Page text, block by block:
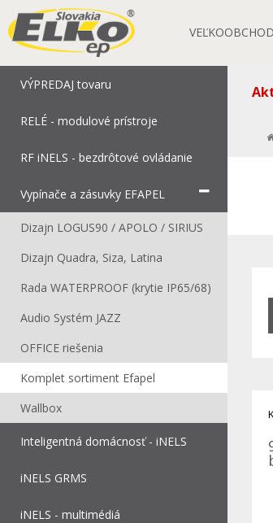
VEĽKOOBCHOD
VÝPREDAJ tovaru
RELÉ - modulové prístroje
RF iNELS - bezdrôtové ovládanie
Vypínače a zásuvky EFAPEL
Dizajn LOGUS90 / APOLO / SIRIUS
Dizajn Quadra, Siza, Latina
Rada WATERPROOF (krytie IP65/68)
Audio Systém JAZZ
OFFICE riešenia
Komplet sortiment Efapel
Wallbox
Inteligentná domácnosť - iNELS
iNELS GRMS
iNELS - multimédiá